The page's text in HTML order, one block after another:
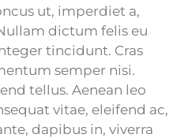
ut, imperdiet a,
dictum felis eu
tincidunt. Cras
semper nisi.
tellus. Aenean leo
vitae, eleifend ac,
dapibus in, viverra